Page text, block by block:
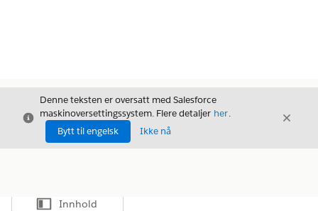
Avslutt
Denne teksten er oversatt med Salesforce
maskinoversettingssystem. Flere detaljer her.
Bytt til engelsk
Ikke nå
Avslutt
Vis innholdsfortegnelse
Innhold